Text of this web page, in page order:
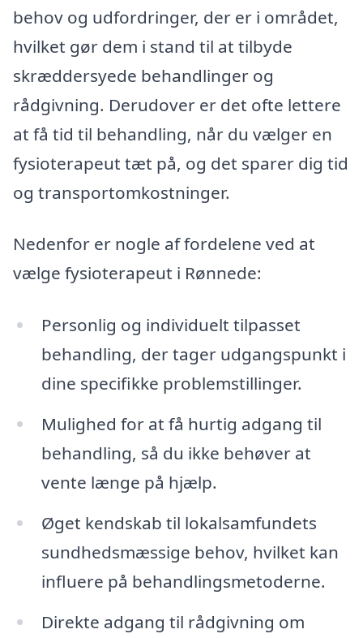
behov og udfordringer, der er i området,
hvilket gør dem i stand til at tilbyde
skræddersyede behandlinger og
rådgivning. Derudover er det ofte lettere
at få tid til behandling, når du vælger en
fysioterapeut tæt på, og det sparer dig tid
og transportomkostninger.
Nedenfor er nogle af fordelene ved at
vælge fysioterapeut i Rønnede:
Personlig og individuelt tilpasset
behandling, der tager udgangspunkt i
dine specifikke problemstillinger.
Mulighed for at få hurtig adgang til
behandling, så du ikke behøver at
vente længe på hjælp.
Øget kendskab til lokalsamfundets
sundhedsmæssige behov, hvilket kan
influere på behandlingsmetoderne.
Direkte adgang til rådgivning om